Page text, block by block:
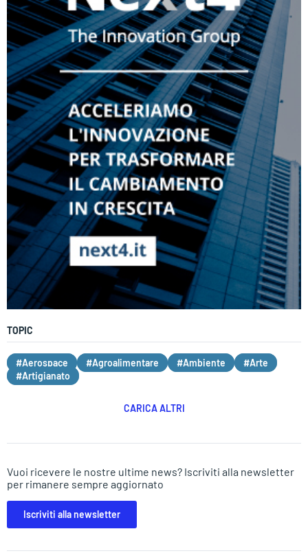
TOPIC
#Aerospace #Agroalimentare #Ambiente
#Arte
#Artigianato
CARICA ALTRI
Vuoi ricevere le nostre ultime news? Iscriviti alla newsletter
per rimanere sempre aggiornato
Iscriviti alla newsletter